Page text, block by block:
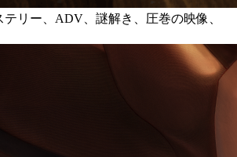
リー、ADV、謎解き、圧巻の映像、